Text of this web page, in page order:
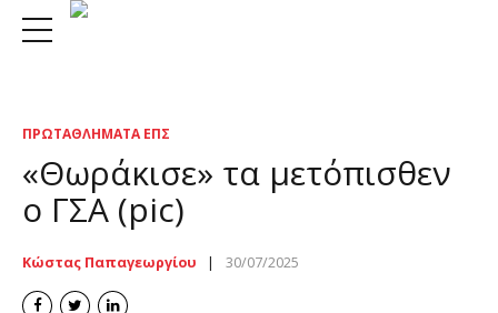
ΠΡΩΤΑΘΛΉΜΑΤΑ ΕΠΣ
«Θωράκισε» τα μετόπισθεν
ο ΓΣΑ (pic)
Κώστας Παπαγεωργίου 30/07/2025